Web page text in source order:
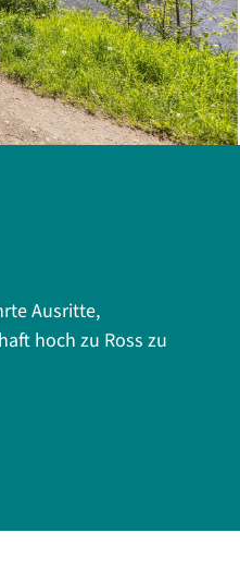
Ausritte,
hoch zu Ross zu